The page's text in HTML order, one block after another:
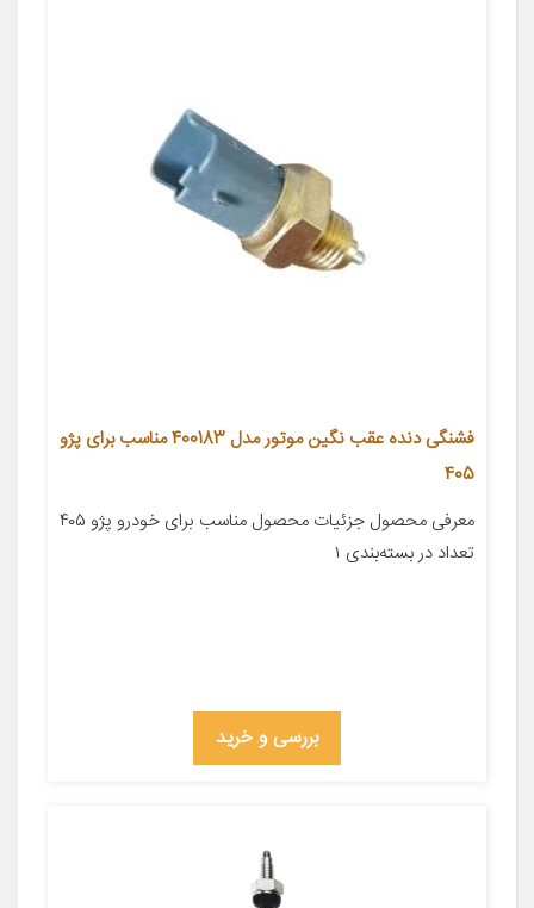
فشنگی دنده عقب نگین موتور مدل 400183 مناسب برای پژو
405
معرفی محصول جزئیات محصول مناسب برای خودرو پژو ۴۰۵
تعداد در بسته‌بندی ۱
بررسی و خرید